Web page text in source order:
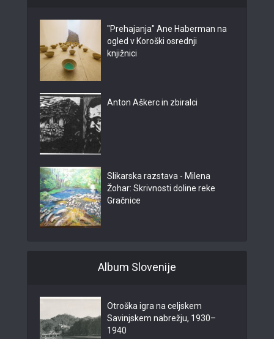
"Prehajanja" Ane Haberman na
ogled v Koroški osrednji
knjižnici
Anton Aškerc in zbiralci
Slikarska razstava - Milena
Žohar: Skrivnosti doline reke
Gračnice
Album Slovenije
Otroška igra na celjskem
Savinjskem nabrežju, 1930–
1940